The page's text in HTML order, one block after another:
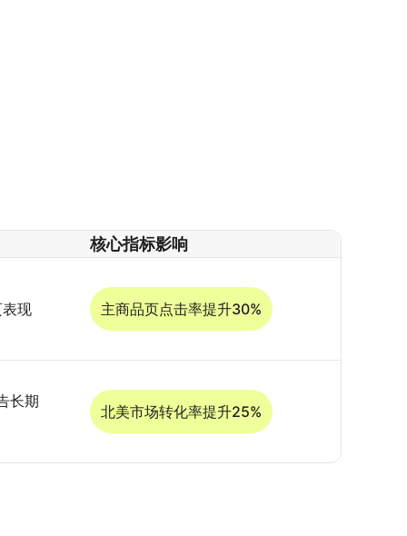
核心指标影响
现 主商品页点击率提升30%
长期
北美市场转化率提升25%